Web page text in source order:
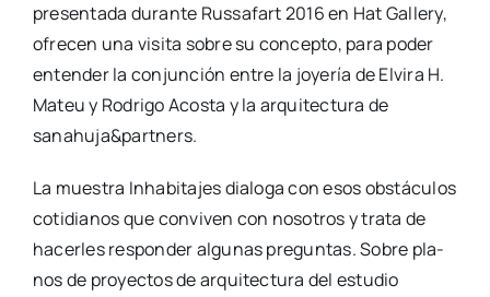
pre­sen­ta­da duran­te Rus­sa­fart 2016 en Hat Gallery,
ofre­cen una visi­ta sobre su con­cep­to, para poder
enten­der la con­jun­ción entre la joye­ría de Elvi­ra H.
Mateu y Rodri­go Acos­ta y la arqui­tec­tu­ra de
sanahuja&partners.
La mues­tra Inha­bi­ta­jes dia­lo­ga con esos obs­tácu­los
coti­dia­nos que con­vi­ven con noso­tros y tra­ta de
hacer­les res­pon­der algu­nas pre­gun­tas. Sobre pla­
nos de pro­yec­tos de arqui­tec­tu­ra del estu­dio